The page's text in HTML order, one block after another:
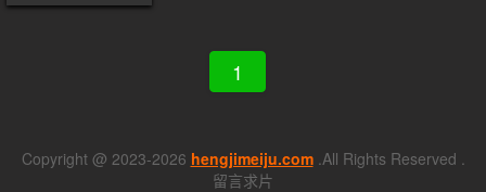
1
Copyright @ 2023-2026 hengjimeiju.com.All Rights Reserved .
留言求片